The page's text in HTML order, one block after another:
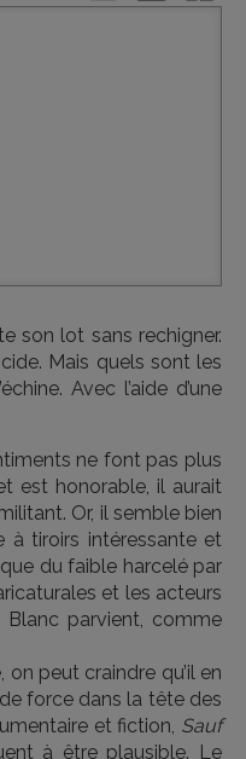
son lot sans rechigner.
Mais quels sont les
Avec l’aide d’une
ne font pas plus
est honorable, il aurait
Or, il semble bien
à tiroirs intéressante et
du faible harcelé par
et les acteurs
parvient, comme
peut craindre qu’il en
force dans la tête des
et fiction, Sauf
à être plausible. Le